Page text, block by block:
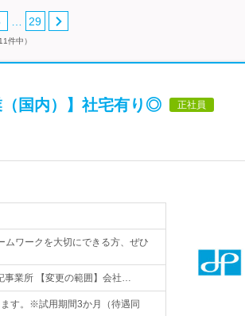
29
件中）
（国内）】社宅有り◎ 正社員
ムワークを大切にできる方、ぜひ
業所 【変更の範囲】会社…
す。※試用期間3か月（待遇同